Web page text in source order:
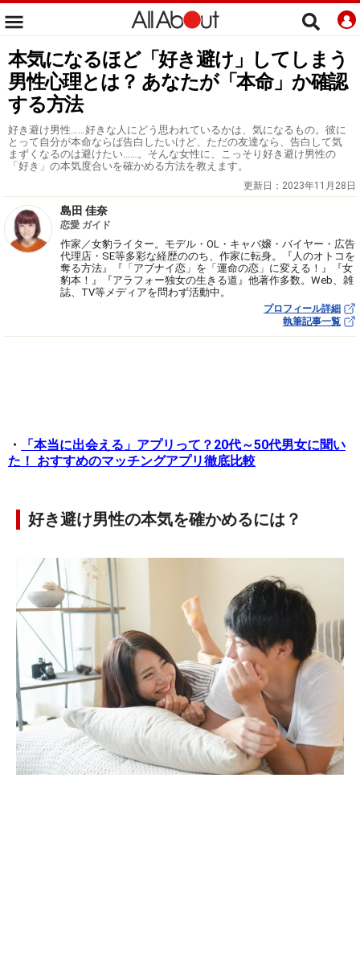
本気になるほど「好き避け」してしまう
男性心理とは？ あなたが「本命」か確認
する方法
好き避け男性……好きな人にどう思われているかは、気になるもの。彼に
とって自分が本命ならば告白したいけど、ただの友達なら、告白して気
まずくなるのは避けたい……。そんな女性に、こっそり好き避け男性の
「好き」の本気度合いを確かめる方法を教えます。
更新日： 2023年11月28日
島田 佳奈
恋愛 ガイド
作家／女豹ライター。モデル・OL・キャバ嬢・バイヤー・広告
代理店・SE等多彩な経歴ののち、作家に転身。『人のオトコを
奪る方法』『「アブナイ恋」を「運命の恋」に変える！』『女
豹本！』『アラフォー独女の生きる道』他著作多数。Web、雑
誌、TV等メディアを問わず活動中。
プロフィール詳細
執筆記事一覧
・
「本当に出会える」アプリって？20代～50代男女に聞い
た！ おすすめのマッチングアプリ徹底比較
好き避け男性の本気を確かめるには？